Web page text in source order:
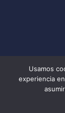
© 2026
Usamos
experiencia